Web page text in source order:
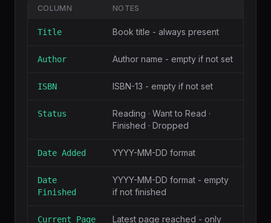
COLUMN NOTES
Title Book title - always present
Author Author name - empty if not set
ISBN ISBN-13 - empty if not set
Status
Reading · Want to Read ·
Finished · Dropped
Date Added YYYY-MM-DD format
Date
Finished
YYYY-MM-DD format - empty
if not finished
Current Page Latest page reached - only